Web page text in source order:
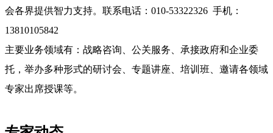
会各界提供智力支持。联系电话：010-53322326 手机：
13810105842
主要业务领域有：战略咨询、公关服务、承接政府和企业委
托，举办多种形式的研讨会、专题讲座、培训班、邀请各领域
专家出席授课等。